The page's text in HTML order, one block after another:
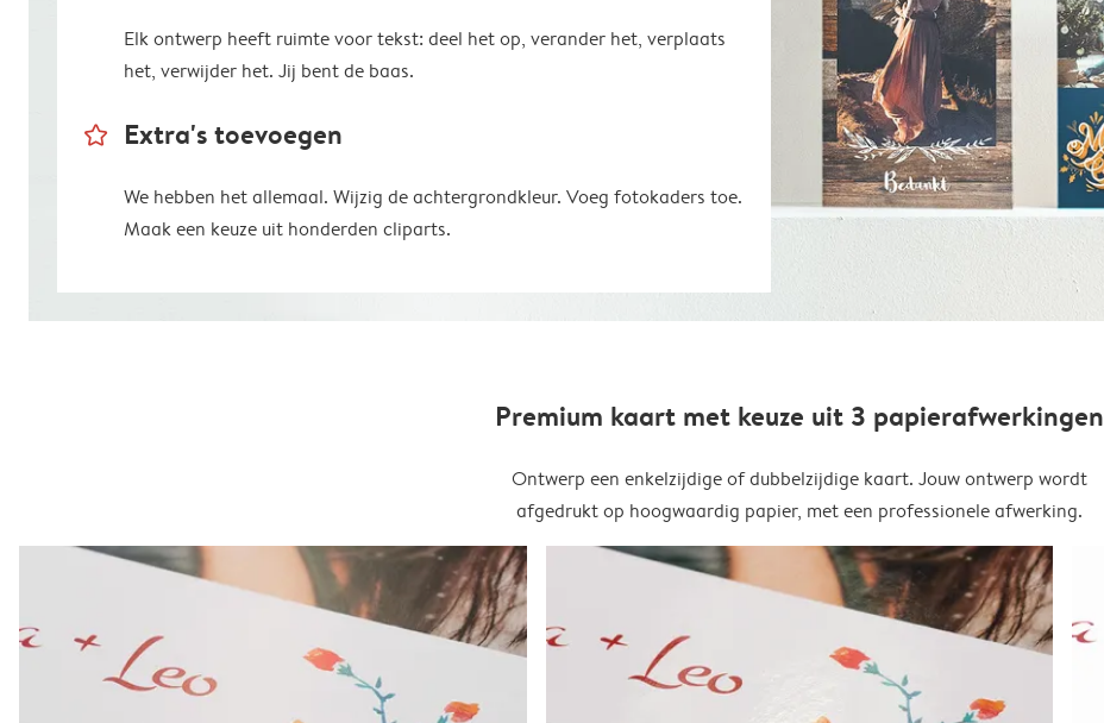
Elk ontwerp heeft ruimte voor tekst: deel het op, verander het, verplaats
het, verwijder het. Jij bent de baas.
star_outline Extra's toevoegen
We hebben het allemaal. Wijzig de achtergrondkleur. Voeg fotokaders toe.
Maak een keuze uit honderden cliparts.
Premium kaart met keuze uit 3 papierafwerkingen
Ontwerp een enkelzijdige of dubbelzijdige kaart. Jouw ontwerp wordt
afgedrukt op hoogwaardig papier, met een professionele afwerking.